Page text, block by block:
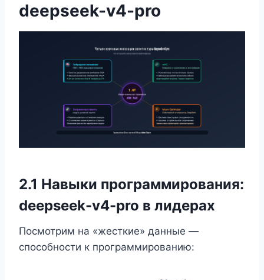
deepseek-v4-pro
2.1 Навыки программирования:
deepseek-v4-pro в лидерах
Посмотрим на «жесткие» данные —
способности к программированию: